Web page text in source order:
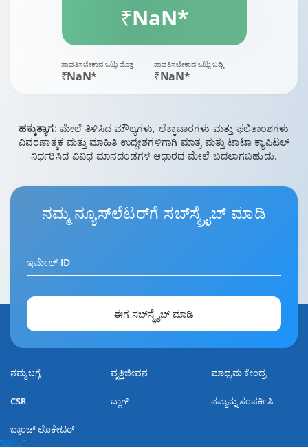
₹NaN*
ಪಾವತಿಸಬೇಕಾದ ಒಟ್ಟು ಮೊತ್ತ
₹NaN*
ಪಾವತಿಸಬೇಕಾದ ಒಟ್ಟು ಬಡ್ಡಿ
₹NaN*
ಹಕ್ಕುತ್ಯಾಗ:ಮೇಲೆ ತಿಳಿಸಿದ ಮೌಲ್ಯಗಳು, ಲೆಕ್ಕಾಚಾರಗಳು ಮತ್ತು ಫಲಿತಾಂಶಗಳು
ವಿವರಣಾತ್ಮಕ ಮತ್ತು ಮಾಹಿತಿ ಉದ್ದೇಶಗಳಿಗಾಗಿ ಮಾತ್ರ ಮತ್ತು ಟಾಟಾ ಕ್ಯಾಪಿಟಲ್
ನಿರ್ಧರಿಸಿದ ವಿವಿಧ ಮಾನದಂಡಗಳ ಆಧಾರದ ಮೇಲೆ ಬದಲಾಗಬಹುದು.
ನಮ್ಮ ನ್ಯೂಸ್‌ಲೆಟರ್‌ಗೆ ಸಬ್‌ಸ್ಕ್ರೈಬ್ ಮಾಡಿ
ಇಮೇಲ್ ID
ಈಗ ಸಬ್‌ಸ್ಕ್ರೈಬ್ ಮಾಡಿ
ನಮ್ಮ ಬಗ್ಗೆ ವೃತ್ತಿಜೀವನ ಮಾಧ್ಯಮ ಕೇಂದ್ರ
CSR ಬ್ಲಾಗ್ ನಮ್ಮನ್ನು ಸಂಪರ್ಕಿಸಿ
ಬ್ರಾಂಚ್ ಲೊಕೇಟರ್